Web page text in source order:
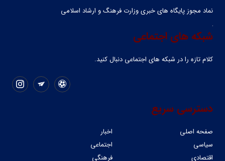
نماد مجوز پایگاه های خبری وزارت فرهنگ و ارشاد اسلامی
شبکه های اجتماعی
کلام تازه را در شبکه ‌های اجتماعی دنبال کنید.
دسترسی سریع
صفحه اصلی
اخبار
سیاسی
اجتماعی
اقتصادی
فرهنگی